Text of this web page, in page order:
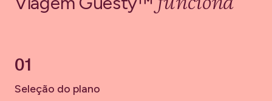
01
Seleção do plano